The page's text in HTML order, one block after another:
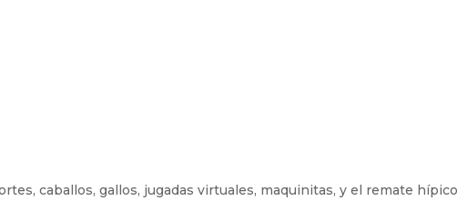
caballos, gallos, jugadas virtuales, maquinitas, y el remate